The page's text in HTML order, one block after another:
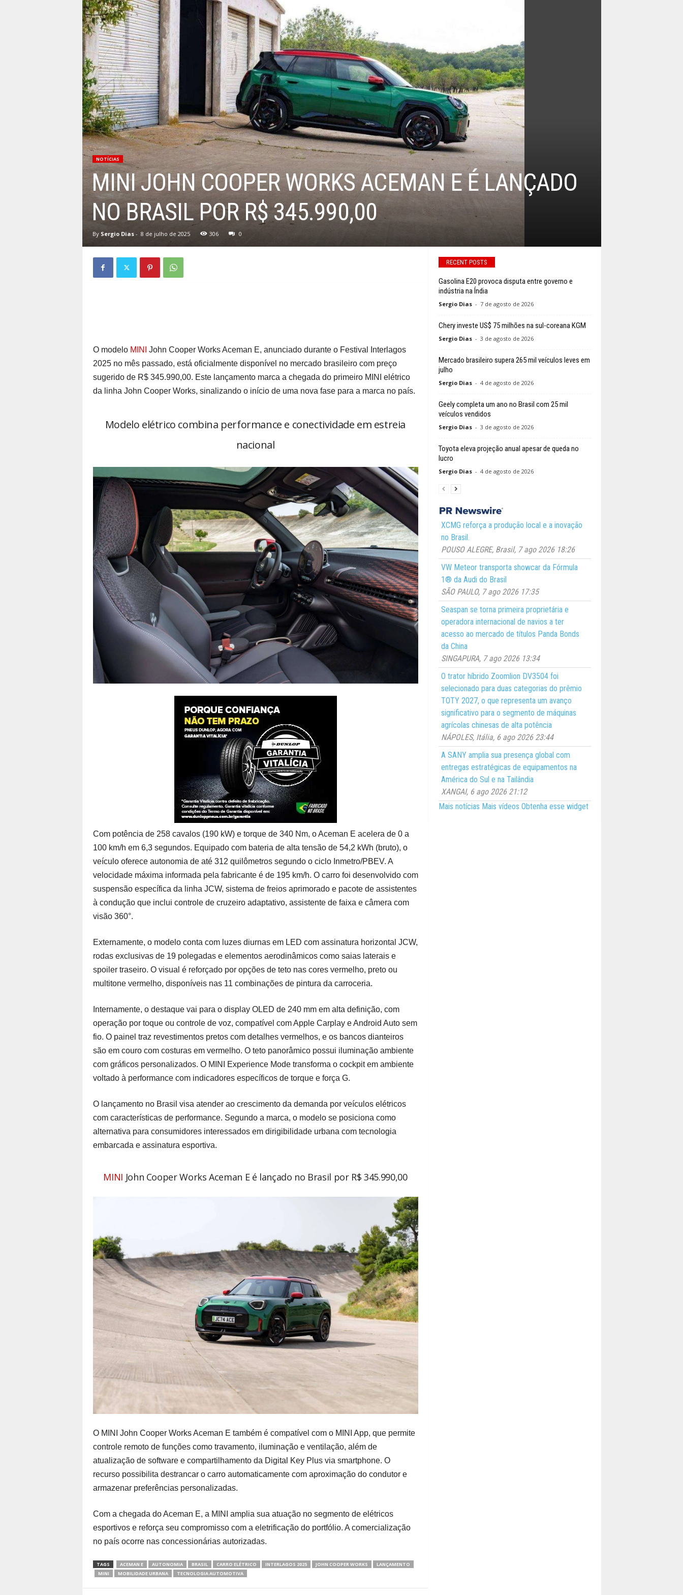
NOTÍCIAS
MINI JOHN COOPER WORKS ACEMAN E É LANÇADO
NO BRASIL POR R$ 345.990,00
By Sergio Dias- 8 de julho de 2025 306 0
O modelo MINI
John Cooper Works Aceman E, anunciado durante o Festival Interlagos
2025 no mês passado, está oficialmente disponível no mercado brasileiro com preço
sugerido de R$ 345.990,00. Este lançamento marca a chegada do primeiro MINI elétrico
da linha John Cooper Works, sinalizando o início de uma nova fase para a marca no país.
Modelo elétrico combina performance e conectividade em estreia
nacional
Com potência de 258 cavalos (190 kW) e torque de 340 Nm, o Aceman E acelera de 0 a
100 km/h em 6,3 segundos. Equipado com bateria de alta tensão de 54,2 kWh (bruto), o
veículo oferece autonomia de até 312 quilômetros segundo o ciclo Inmetro/PBEV. A
velocidade máxima informada pela fabricante é de 195 km/h. O carro foi desenvolvido com
suspensão específica da linha JCW, sistema de freios aprimorado e pacote de assistentes
à condução que inclui controle de cruzeiro adaptativo, assistente de faixa e câmera com
visão 360°.
Externamente, o modelo conta com luzes diurnas em LED com assinatura horizontal JCW,
rodas exclusivas de 19 polegadas e elementos aerodinâmicos como saias laterais e
spoiler traseiro. O visual é reforçado por opções de teto nas cores vermelho, preto ou
multitone vermelho, disponíveis nas 11 combinações de pintura da carroceria.
Internamente, o destaque vai para o display OLED de 240 mm em alta definição, com
operação por toque ou controle de voz, compatível com Apple Carplay e Android Auto sem
fio. O painel traz revestimentos pretos com detalhes vermelhos, e os bancos dianteiros
são em couro com costuras em vermelho. O teto panorâmico possui iluminação ambiente
com gráficos personalizados. O MINI Experience Mode transforma o cockpit em ambiente
voltado à performance com indicadores específicos de torque e força G.
O lançamento no Brasil visa atender ao crescimento da demanda por veículos elétricos
com características de performance. Segundo a marca, o modelo se posiciona como
alternativa para consumidores interessados em dirigibilidade urbana com tecnologia
embarcada e assinatura esportiva.
MINI John Cooper Works Aceman E é lançado no Brasil por R$ 345.990,00
O MINI John Cooper Works Aceman E também é compatível com o MINI App, que permite
controle remoto de funções como travamento, iluminação e ventilação, além de
atualização de software e compartilhamento da Digital Key Plus via smartphone. O
recurso possibilita destrancar o carro automaticamente com aproximação do condutor e
armazenar preferências personalizadas.
Com a chegada do Aceman E, a MINI amplia sua atuação no segmento de elétricos
esportivos e reforça seu compromisso com a eletrificação do portfólio. A comercialização
no país ocorre nas concessionárias autorizadas.
TAGS ACEMAN E AUTONOMIA BRASIL CARRO ELÉTRICO INTERLAGOS 2025 JOHN COOPER WORKS
LANÇAMENTO
MINI
MOBILIDADE URBANA TECNOLOGIA AUTOMOTIVA
RECENT POSTS
Gasolina E20 provoca disputa entre governo e
indústria na Índia
Sergio Dias - 7 de agosto de 2026
Chery investe US$ 75 milhões na sul-coreana KGM
Sergio Dias - 3 de agosto de 2026
Mercado brasileiro supera 265 mil veículos leves em
julho
Sergio Dias - 4 de agosto de 2026
Geely completa um ano no Brasil com 25 mil
veículos vendidos
Sergio Dias - 3 de agosto de 2026
Toyota eleva projeção anual apesar de queda no
lucro
Sergio Dias - 4 de agosto de 2026
XCMG reforça a produção local e a inovação
no Brasil.
POUSO ALEGRE, Brasil, 7 ago 2026 18:26
VW Meteor transporta showcar da Fórmula
1® da Audi do Brasil
SÃO PAULO, 7 ago 2026 17:35
Seaspan se torna primeira proprietária e
operadora internacional de navios a ter
acesso ao mercado de títulos Panda Bonds
da China
SINGAPURA, 7 ago 2026 13:34
O trator híbrido Zoomlion DV3504 foi
selecionado para duas categorias do prêmio
TOTY 2027, o que representa um avanço
significativo para o segmento de máquinas
agrícolas chinesas de alta potência
NÁPOLES, Itália, 6 ago 2026 23:44
A SANY amplia sua presença global com
entregas estratégicas de equipamentos na
América do Sul e na Tailândia
XANGAI, 6 ago 2026 21:12
Mais notícias Mais vídeos Obtenha esse widget